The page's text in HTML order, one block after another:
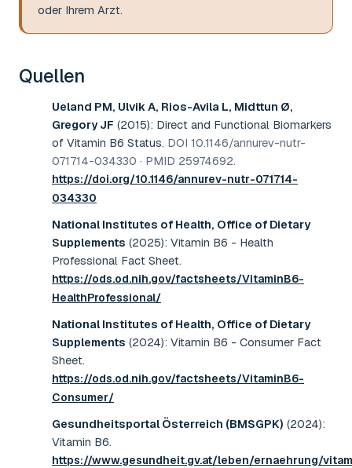
oder Ihrem Arzt.
Quellen
Ueland PM, Ulvik A, Rios-Avila L, Midttun Ø,
Gregory JF (2015): Direct and Functional Biomarkers
of Vitamin B6 Status. DOI 10.1146/annurev-nutr-
071714-034330 · PMID 25974692.
https://doi.org/10.1146/annurev-nutr-071714-
034330
National Institutes of Health, Office of Dietary
Supplements (2025): Vitamin B6 - Health
Professional Fact Sheet.
https://ods.od.nih.gov/factsheets/VitaminB6-
HealthProfessional/
National Institutes of Health, Office of Dietary
Supplements (2024): Vitamin B6 - Consumer Fact
Sheet.
https://ods.od.nih.gov/factsheets/VitaminB6-
Consumer/
Gesundheitsportal Österreich (BMSGPK) (2024):
Vitamin B6.
https://www.gesundheit.gv.at/leben/ernaehrung/